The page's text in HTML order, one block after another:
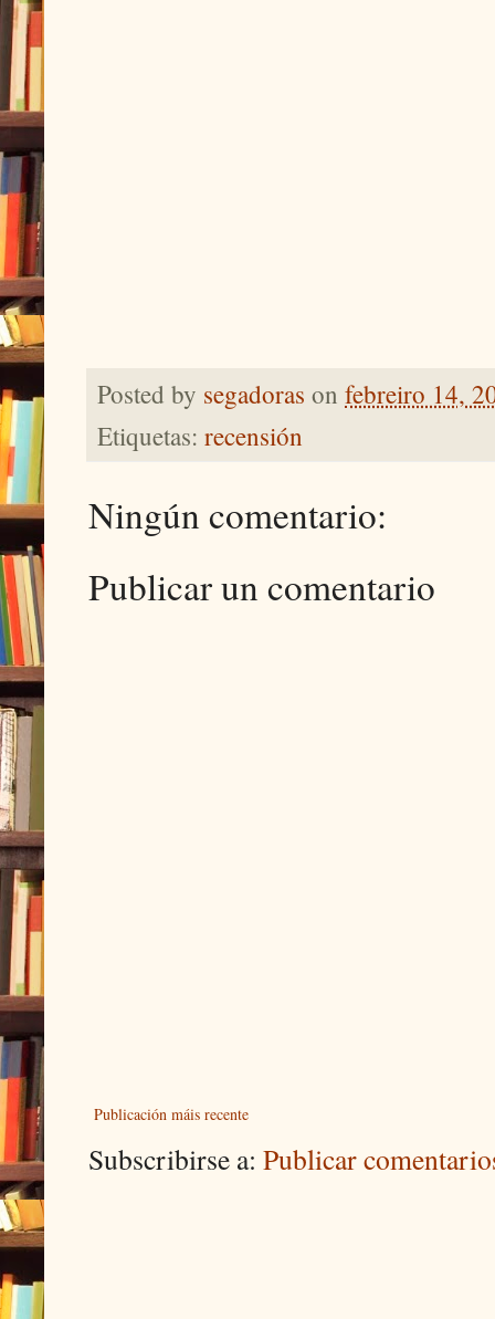
Posted by segadoras on febreiro 14,
Etiquetas: recensión
Ningún comentario:
Publicar un comentario
Publicación máis recente
Subscribirse a: Publicar